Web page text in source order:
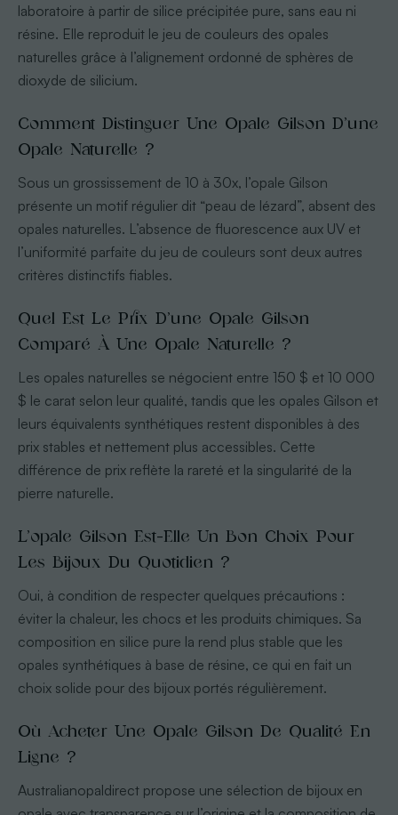
laboratoire à partir de silice précipitée pure, sans eau ni
résine. Elle reproduit le jeu de couleurs des opales
naturelles grâce à l’alignement ordonné de sphères de
dioxyde de silicium.
Comment Distinguer Une Opale Gilson D’une
Opale Naturelle ?
Sous un grossissement de 10 à 30x, l’opale Gilson
présente un motif régulier dit “peau de lézard”, absent des
opales naturelles. L’absence de fluorescence aux UV et
l’uniformité parfaite du jeu de couleurs sont deux autres
critères distinctifs fiables.
Quel Est Le Prix D’une Opale Gilson
Comparé À Une Opale Naturelle ?
Les opales naturelles se négocient entre 150 $ et 10 000
$ le carat selon leur qualité, tandis que les opales Gilson et
leurs équivalents synthétiques restent disponibles à des
prix stables et nettement plus accessibles. Cette
différence de prix reflète la rareté et la singularité de la
pierre naturelle.
L’opale Gilson Est-Elle Un Bon Choix Pour
Les Bijoux Du Quotidien ?
Oui, à condition de respecter quelques précautions :
éviter la chaleur, les chocs et les produits chimiques. Sa
composition en silice pure la rend plus stable que les
opales synthétiques à base de résine, ce qui en fait un
choix solide pour des bijoux portés régulièrement.
Où Acheter Une Opale Gilson De Qualité En
Ligne ?
Australianopaldirect propose une sélection de bijoux en